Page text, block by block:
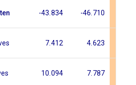
-43.834 -46.710
7.412 4.623
10.094 7.787